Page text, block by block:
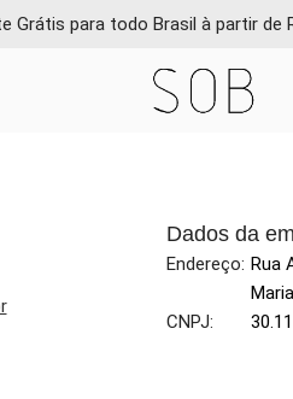
Grátis para todo Brasil à partir de
Dados da
Endereço: Rua
CNPJ: